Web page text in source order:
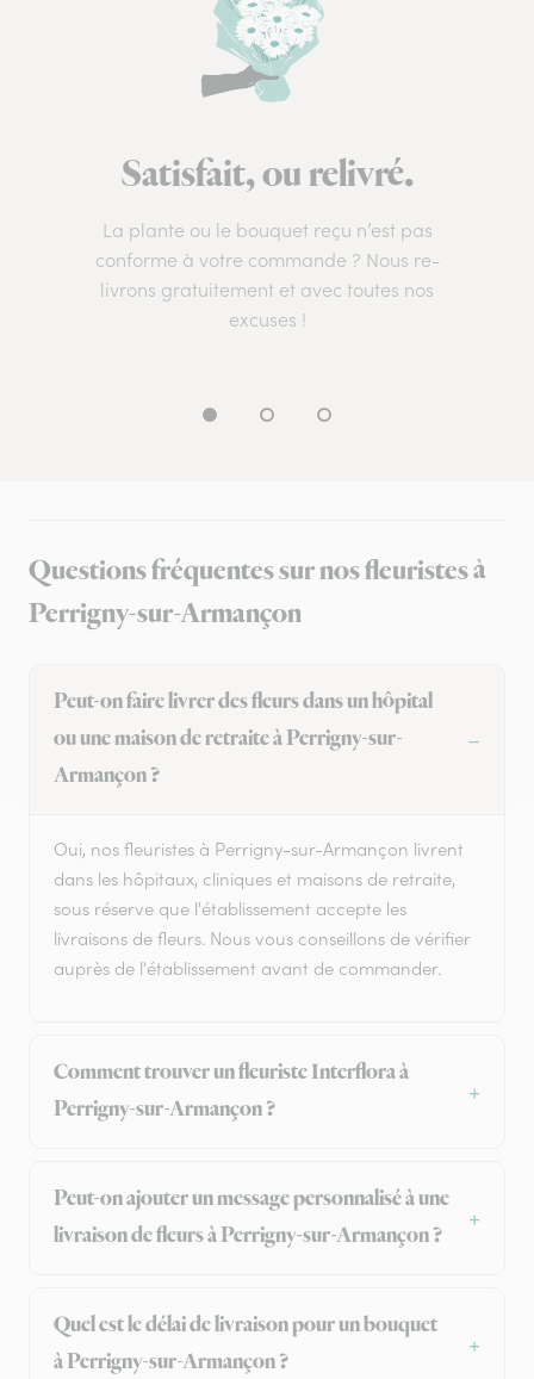
Satisfait, ou relivré.
La plante ou le bouquet reçu n’est pas
conforme à votre commande ? Nous re-
livrons gratuitement et avec toutes nos
excuses !
Questions fréquentes sur nos fleuristes à
Perrigny-sur-Armançon
Peut-on faire livrer des fleurs dans un hôpital
ou une maison de retraite à Perrigny-sur-
Armançon ?
Oui, nos fleuristes à Perrigny-sur-Armançon livrent
dans les hôpitaux, cliniques et maisons de retraite,
sous réserve que l'établissement accepte les
livraisons de fleurs. Nous vous conseillons de vérifier
auprès de l'établissement avant de commander.
Comment trouver un fleuriste Interflora à
Perrigny-sur-Armançon ?
Peut-on ajouter un message personnalisé à une
livraison de fleurs à Perrigny-sur-Armançon ?
Quel est le délai de livraison pour un bouquet
à Perrigny-sur-Armançon ?